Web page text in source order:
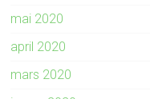
mai 2020
april 2020
mars 2020